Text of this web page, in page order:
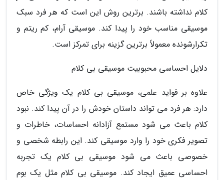
کلام نداشته باشند. برترین روش این است که هر فرد سبک
موسیقی مناسب خود را پیدا کند. موسیقی آرام، کم ریتم و
تکرارشونده معمولاً برترین گزینه برای تمرکز است.
دلایل احساسی محبوبیت موسیقی بی کلام
علاوه بر فواید علمی، موسیقی بی کلام یک ویژگی خاص
دارد: هر فرد می تواند داستان خودش را در آن پیدا کند. نبود
کلام باعث می شود مستمع آزادانه احساسات، خاطرات و
تصویر فکری خود را وارد موسیقی کند. این رابطه شخصی و
خصوصی باعث می شود موسیقی بی کلام یک تجربه
احساسی عمیق ایجاد کند. موسیقی بی کلام مثل یک بوم